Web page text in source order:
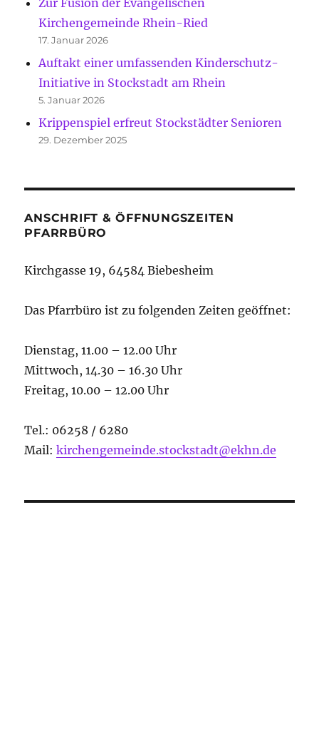
Kirchengemeinde Rhein-Ried
17. Januar 2026
Auftakt einer umfassenden Kinderschutz-
Initiative in Stockstadt am Rhein
5. Januar 2026
Krippenspiel erfreut Stockstädter Senioren
29. Dezember 2025
ANSCHRIFT & ÖFFNUNGSZEITEN
PFARRBÜRO
Kirchgasse 19, 64584 Biebesheim
Das Pfarrbüro ist zu folgenden Zeiten geöffnet:
Dienstag, 11.00 – 12.00 Uhr
Mittwoch, 14.30 – 16.30 Uhr
Freitag, 10.00 – 12.00 Uhr
Tel.: 06258 / 6280
Mail:kirchengemeinde.stockstadt@ekhn.de